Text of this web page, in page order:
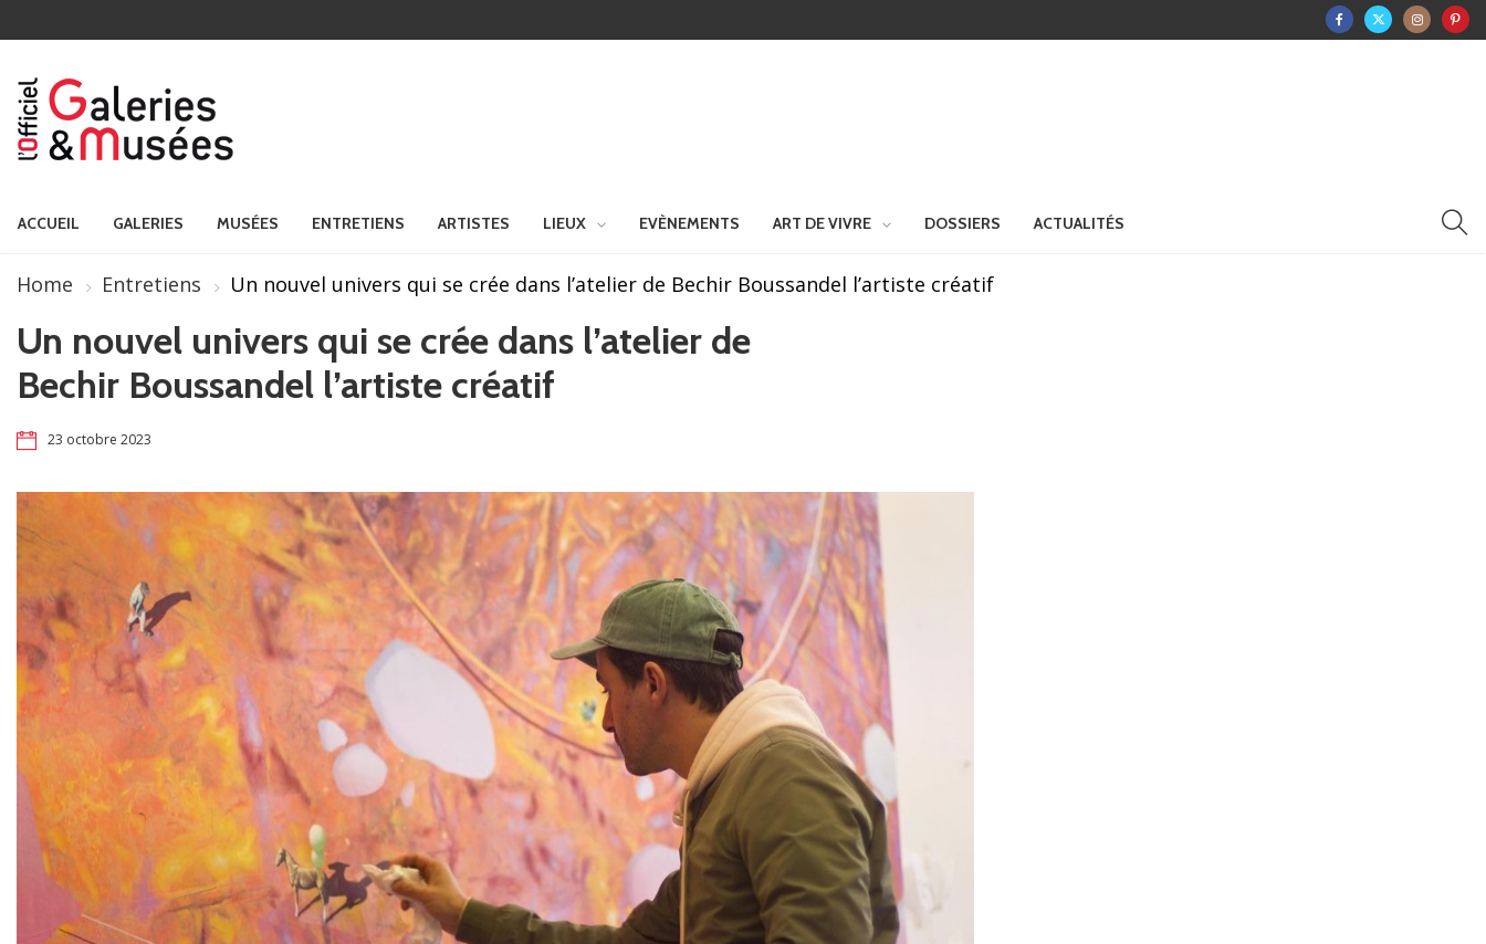
ACCUEIL GALERIES MUSÉES ENTRETIENS ARTISTES LIEUX EVÈNEMENTS ART DE VIVRE DOSSIERS ACTUALITÉS
Home Entretiens Un nouvel univers qui se crée dans l’atelier de Bechir Boussandel l’artiste créatif
Un nouvel univers qui se crée dans l’atelier de
Bechir Boussandel l’artiste créatif
23 octobre 2023